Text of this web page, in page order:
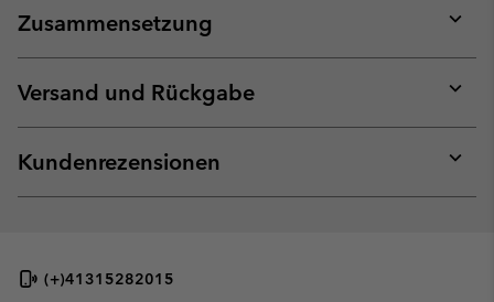
Zusammensetzung
or
Versand und Rückgabe
or
Kundenrezensionen
or
(+)41315282015